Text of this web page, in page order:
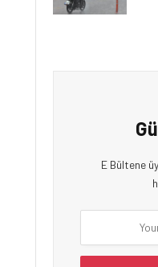
E Bültene